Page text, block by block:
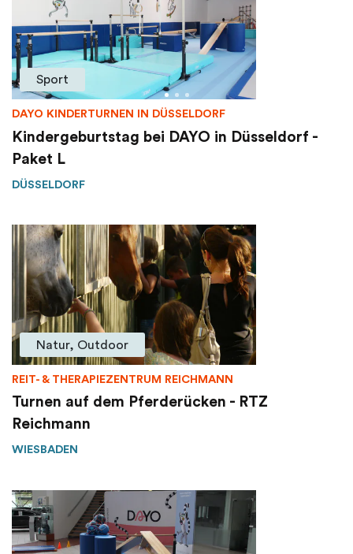
Sport
DAYO KINDERTURNEN IN DÜSSELDORF
Kindergeburtstag bei DAYO in Düsseldorf -
Paket L
DÜSSELDORF
Natur, Outdoor
REIT- & THERAPIEZENTRUM REICHMANN
Turnen auf dem Pferderücken - RTZ
Reichmann
WIESBADEN